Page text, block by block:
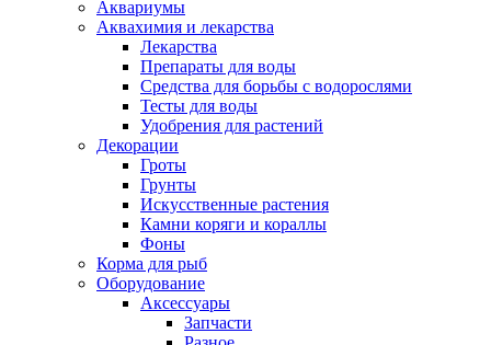
Аквариумы
Аквахимия и лекарства
Лекарства
Препараты для воды
Средства для борьбы с водорослями
Тесты для воды
Удобрения для растений
Декорации
Гроты
Грунты
Искусственные растения
Камни коряги и кораллы
Фоны
Корма для рыб
Оборудование
Аксессуары
Запчасти